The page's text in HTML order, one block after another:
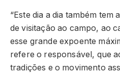
“Este dia a dia também tem
de visitação ao campo, ao
esse grande expoente
refere o responsável, que
tradições e o movimento